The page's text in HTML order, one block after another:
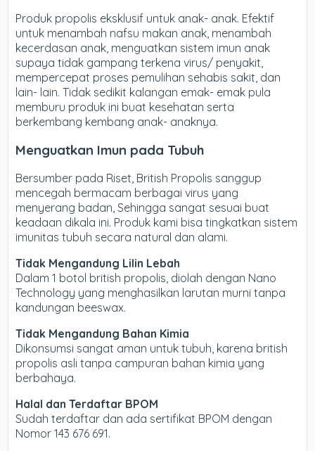
Produk propolis eksklusif untuk anak- anak. Efektif
untuk menambah nafsu makan anak, menambah
kecerdasan anak, menguatkan sistem imun anak
supaya tidak gampang terkena virus/ penyakit,
mempercepat proses pemulihan sehabis sakit, dan
lain- lain. Tidak sedikit kalangan emak- emak pula
memburu produk ini buat kesehatan serta
berkembang kembang anak- anaknya.
Menguatkan Imun pada Tubuh
Bersumber pada Riset, British Propolis sanggup
mencegah bermacam berbagai virus yang
menyerang badan, Sehingga sangat sesuai buat
keadaan dikala ini. Produk kami bisa tingkatkan sistem
imunitas tubuh secara natural dan alami.
Tidak Mengandung Lilin Lebah
Dalam 1 botol british propolis, diolah dengan Nano
Technology yang menghasilkan larutan murni tanpa
kandungan beeswax.
Tidak Mengandung Bahan Kimia
Dikonsumsi sangat aman untuk tubuh, karena british
propolis asli tanpa campuran bahan kimia yang
berbahaya.
Halal dan Terdaftar BPOM
Sudah terdaftar dan ada sertifikat BPOM dengan
Nomor 143 676 691.